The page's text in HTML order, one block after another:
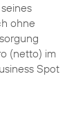
ohne
(netto) im
Spot